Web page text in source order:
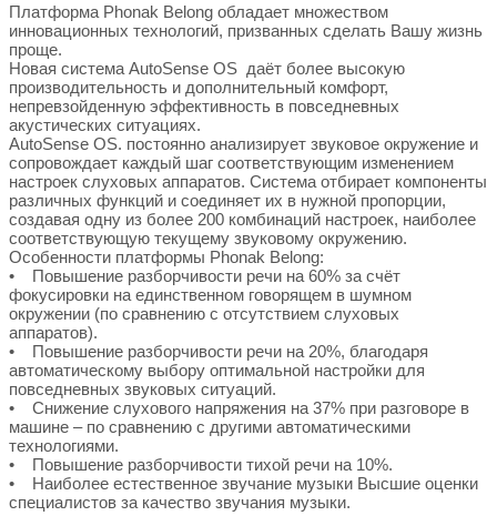
Платформа Phonak Belong обладает множеством
инновационных технологий, призванных сделать Вашу жизнь
проще.
Новая система AutoSense OS даёт более высокую
производительность и дополнительный комфорт,
непревзойденную эффективность в повседневных
акустических ситуациях.
AutoSense OS. постоянно анализирует звуковое окружение и
сопровождает каждый шаг соответствующим изменением
настроек слуховых аппаратов. Система отбирает компоненты
различных функций и соединяет их в нужной пропорции,
создавая одну из более 200 комбинаций настроек, наиболее
соответствующую текущему звуковому окружению.
Особенности платформы Phonak Belong:
• Повышение разборчивости речи на 60% за счёт
фокусировки на единственном говорящем в шумном
окружении (по сравнению с отсутствием слуховых
аппаратов).
• Повышение разборчивости речи на 20%, благодаря
автоматическому выбору оптимальной настройки для
повседневных звуковых ситуаций.
• Снижение слухового напряжения на 37% при разговоре в
машине – по сравнению с другими автоматическими
технологиями.
• Повышение разборчивости тихой речи на 10%.
• Наиболее естественное звучание музыки Высшие оценки
специалистов за качество звучания музыки.